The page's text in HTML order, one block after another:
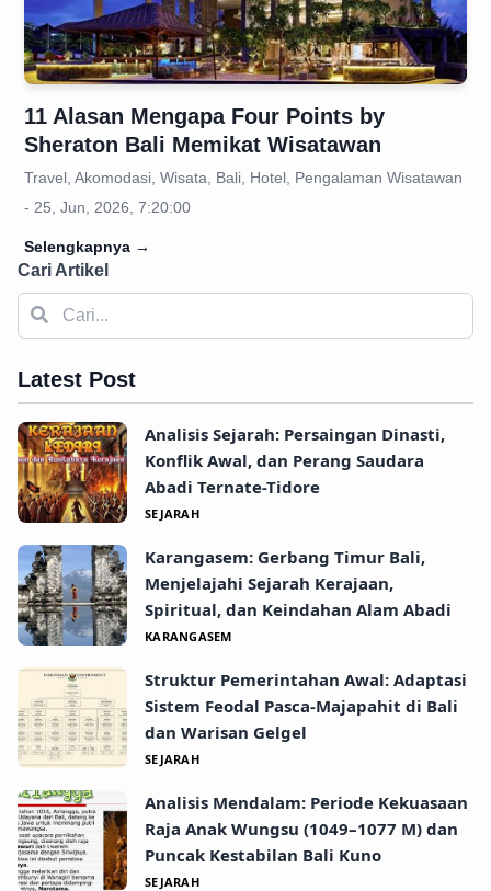
11 Alasan Mengapa Four Points by
Sheraton Bali Memikat Wisatawan
Travel, Akomodasi, Wisata, Bali, Hotel, Pengalaman Wisatawan
- 25, Jun, 2026, 7:20:00
Selengkapnya →
Cari Artikel
Latest Post
Analisis Sejarah: Persaingan Dinasti,
Konflik Awal, dan Perang Saudara
Abadi Ternate-Tidore
SEJARAH
Karangasem: Gerbang Timur Bali,
Menjelajahi Sejarah Kerajaan,
Spiritual, dan Keindahan Alam Abadi
KARANGASEM
Struktur Pemerintahan Awal: Adaptasi
Sistem Feodal Pasca-Majapahit di Bali
dan Warisan Gelgel
SEJARAH
Analisis Mendalam: Periode Kekuasaan
Raja Anak Wungsu (1049–1077 M) dan
Puncak Kestabilan Bali Kuno
SEJARAH